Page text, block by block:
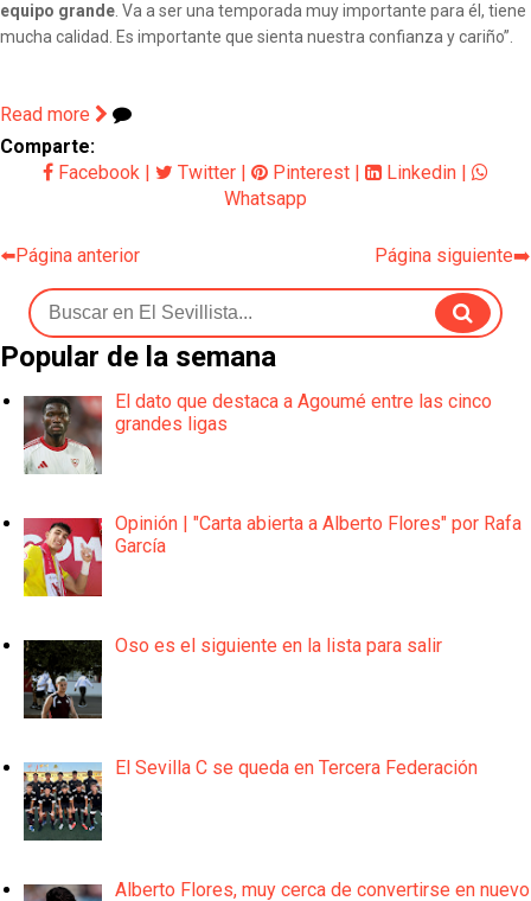
equipo grande . Va a ser una temporada muy importante para él, tiene
mucha calidad. Es importante que sienta nuestra confianza y cariño”.
Read more
Comparte:
Facebook | Twitter | Pinterest | Linkedin |
Whatsapp
⬅️Página anterior Página siguiente➡️
Popular de la semana
El dato que destaca a Agoumé entre las cinco
grandes ligas
Opinión | "Carta abierta a Alberto Flores" por Rafa
García
Oso es el siguiente en la lista para salir
El Sevilla C se queda en Tercera Federación
Alberto Flores, muy cerca de convertirse en nuevo